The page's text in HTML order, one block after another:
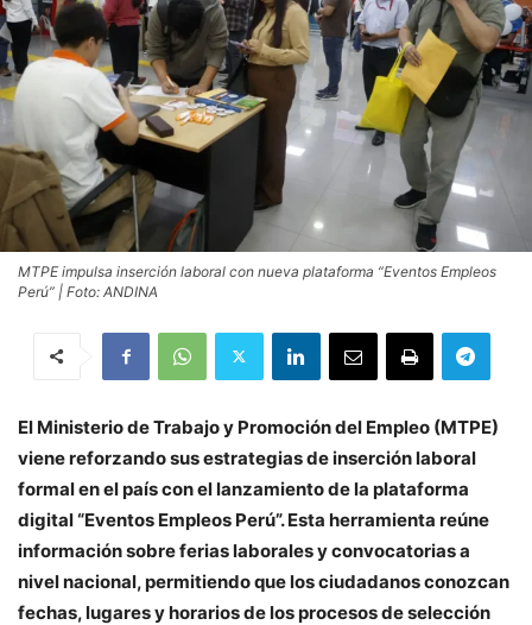
MTPE impulsa inserción laboral con nueva plataforma “Eventos Empleos
Perú” | Foto: ANDINA
El Ministerio de Trabajo y Promoción del Empleo (MTPE)
viene reforzando sus estrategias de inserción laboral
formal en el país con el lanzamiento de la plataforma
digital “Eventos Empleos Perú”. Esta herramienta reúne
información sobre ferias laborales y convocatorias a
nivel nacional, permitiendo que los ciudadanos conozcan
fechas, lugares y horarios de los procesos de selección